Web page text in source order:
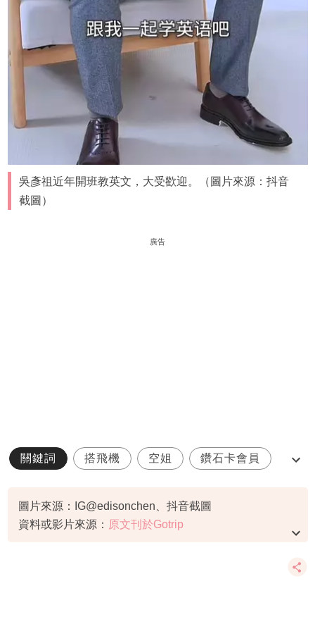
吳彥祖近年開班教英文，大受歡迎。（圖片來源：抖音
截圖）
廣告
關鍵詞 搭飛機 空姐 鑽石卡會員
圖片來源：IG@edisonchen、抖音截圖
資料或影片來源： 原文刊於Gotrip